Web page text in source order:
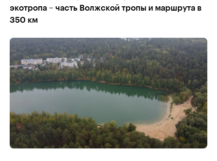
экотропа – часть Волжской тропы и маршрута в
350 км